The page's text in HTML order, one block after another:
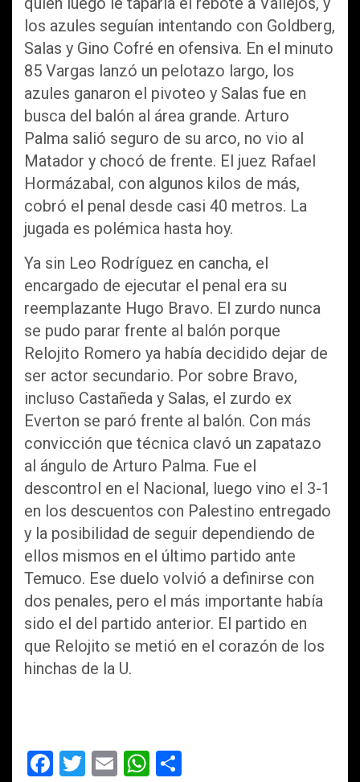
los azules seguían intentando con Goldberg,
Salas y Gino Cofré en ofensiva. En el minuto
85 Vargas lanzó un pelotazo largo, los
azules ganaron el pivoteo y Salas fue en
busca del balón al área grande. Arturo
Palma salió seguro de su arco, no vio al
Matador y chocó de frente. El juez Rafael
Hormázabal, con algunos kilos de más,
cobró el penal desde casi 40 metros. La
jugada es polémica hasta hoy.
Ya sin Leo Rodríguez en cancha, el
encargado de ejecutar el penal era su
reemplazante Hugo Bravo. El zurdo nunca
se pudo parar frente al balón porque
Relojito Romero ya había decidido dejar de
ser actor secundario. Por sobre Bravo,
incluso Castañeda y Salas, el zurdo ex
Everton se paró frente al balón. Con más
convicción que técnica clavó un zapatazo
al ángulo de Arturo Palma. Fue el
descontrol en el Nacional, luego vino el 3-1
en los descuentos con Palestino entregado
y la posibilidad de seguir dependiendo de
ellos mismos en el último partido ante
Temuco. Ese duelo volvió a definirse con
dos penales, pero el más importante había
sido el del partido anterior. El partido en
que Relojito se metió en el corazón de los
hinchas de la U.
F
T
E
W